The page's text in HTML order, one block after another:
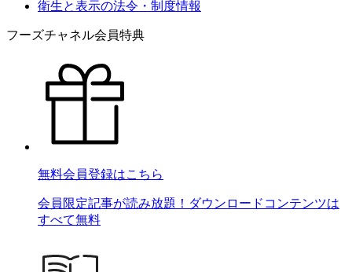
衛生と表示の法令・制度情報
フーズチャネル会員特典
無料会員登録はこちら
会員限定記事が読み放題！ダウンロードコンテンツは
すべて無料